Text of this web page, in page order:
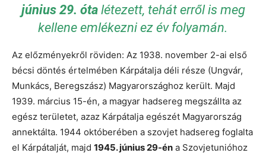
június 29. ótalétezett, tehát erről is meg
kellene emlékezni ez év folyamán.
Az előzményekről röviden: Az 1938. november 2-ai első
bécsi döntés értelmében Kárpátalja déli része (Ungvár,
Munkács, Beregszász) Magyarországhoz került. Majd
1939. március 15-én, a magyar hadsereg megszállta az
egész területet, azaz Kárpátalja egészét Magyarország
annektálta. 1944 októberében a szovjet hadsereg foglalta
el Kárpátalját, majd 1945. június 29-én a Szovjetunióhoz